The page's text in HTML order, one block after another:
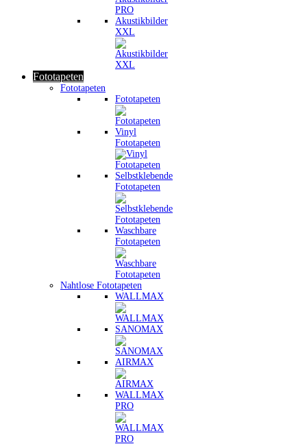
Akustikbilder
XXL
Fototapeten
Fototapeten
Fototapeten
Vinyl
Fototapeten
Selbstklebende
Fototapeten
Waschbare
Fototapeten
Nahtlose Fototapeten
WALLMAX
SANOMAX
AIRMAX
WALLMAX
PRO